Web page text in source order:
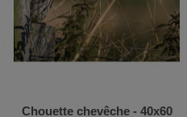
Chouette chevêche - 40x60